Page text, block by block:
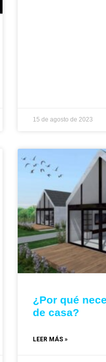
15 de agosto de 2023
¿Por qué
de casa?
LEER MÁS »